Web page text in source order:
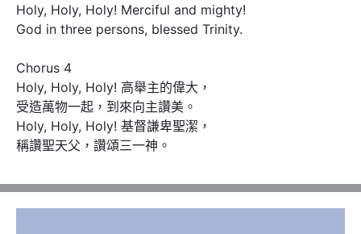
Holy, Holy, Holy! Merciful and mighty!
God in three persons, blessed Trinity.
Chorus 4
Holy, Holy, Holy! 高舉主的偉大，
受造萬物一起，到來向主讚美。
Holy, Holy, Holy! 基督謙卑聖潔，
稱讚聖天父，讚頌三一神。